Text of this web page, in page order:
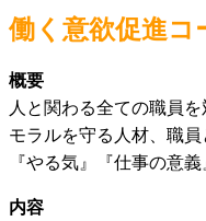
働く意欲促進コ
概要
人と関わる全ての職員
モラルを守る人材、職員
『やる気』『仕事の意
内容